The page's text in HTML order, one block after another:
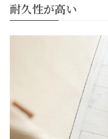
耐久性が高い